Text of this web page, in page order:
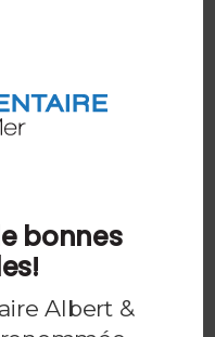
la personne qui en
du sommeil
bonnes
Albert &